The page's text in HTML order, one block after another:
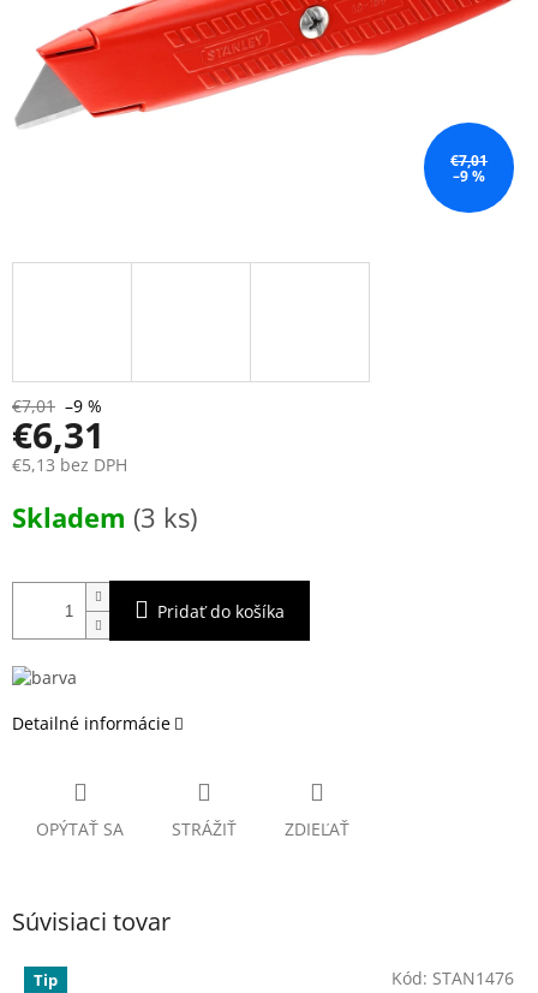
€7,01
–9 %
€7,01 –9 %
€6,31
€5,13 bez DPH
cena:
Skladem (3 ks)
Pridať do košíka
Detailné informácie
OPÝTAŤ SA STRÁŽIŤ ZDIEĽAŤ
Súvisiaci tovar
Tip Kód: STAN1476